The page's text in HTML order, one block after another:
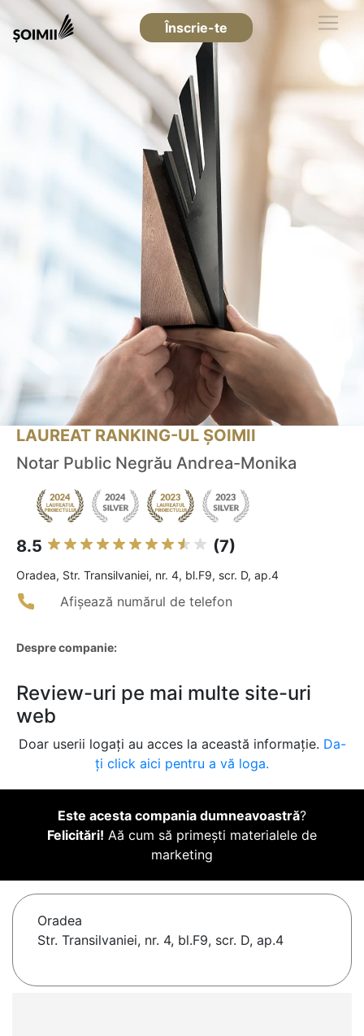
Înscrie-te
LAUREAT RANKING-UL ȘOIMII
Notar Public Negrău Andrea-Monika
8.5 (7)
Oradea, Str. Transilvaniei, nr. 4, bl.F9, scr. D, ap.4
Afișează numărul de telefon
Despre companie:
Review-uri pe mai multe site-uri
web
Doar userii logați au acces la această informație. Da-
ți click aici pentru a vă loga.
Este acesta compania dumneavoastră?
Felicitări! Aă cum să primești materialele de
marketing
Oradea
Str. Transilvaniei, nr. 4, bl.F9, scr. D, ap.4